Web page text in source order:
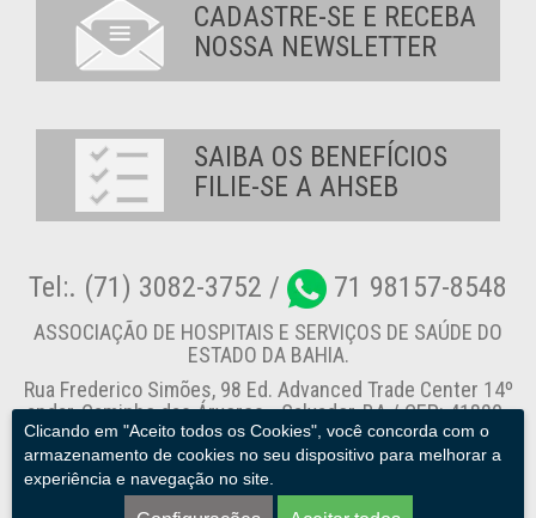
Clicando em "Aceito todos os Cookies", você concorda com o
armazenamento de cookies no seu dispositivo para melhorar a
experiência e navegação no site.
CADASTRE-SE E RECEBA
NOSSA NEWSLETTER
SAIBA OS BENEFÍCIOS
FILIE-SE A AHSEB
Tel:. (71) 3082-3752 / 71 98157-8548
ASSOCIAÇÃO DE HOSPITAIS E SERVIÇOS DE SAÚDE DO
ESTADO DA BAHIA.
Rua Frederico Simões, 98 Ed. Advanced Trade Center 14º
andar, Caminho das Árvores - Salvador-BA / CEP: 41820-
774
Canal de Denúncia